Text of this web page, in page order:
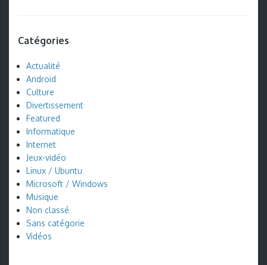
Catégories
Actualité
Android
Culture
Divertissement
Featured
Informatique
Internet
Jeux-vidéo
Linux / Ubuntu
Microsoft / Windows
Musique
Non classé
Sans catégorie
Vidéos